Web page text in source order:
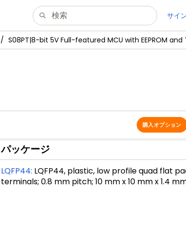
サイ
S08PT|8-bit 5V Full-featured MCU with EEPROM and
購入オプション
パッケージ
LQFP44: LQFP44, plastic, low profile quad flat
terminals; 0.8 mm pitch; 10 mm x 10 mm x 1.4